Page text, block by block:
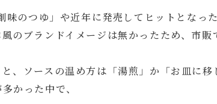
のつゆ」や近年に発売してヒットとなっ
のブランドイメージは無かったため、市
、ソースの温め方は「湯煎」か「お皿に
かった中で、